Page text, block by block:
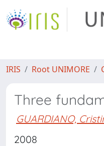
IRIS Root UNIMORE
Three
GUARDIANO,
2008